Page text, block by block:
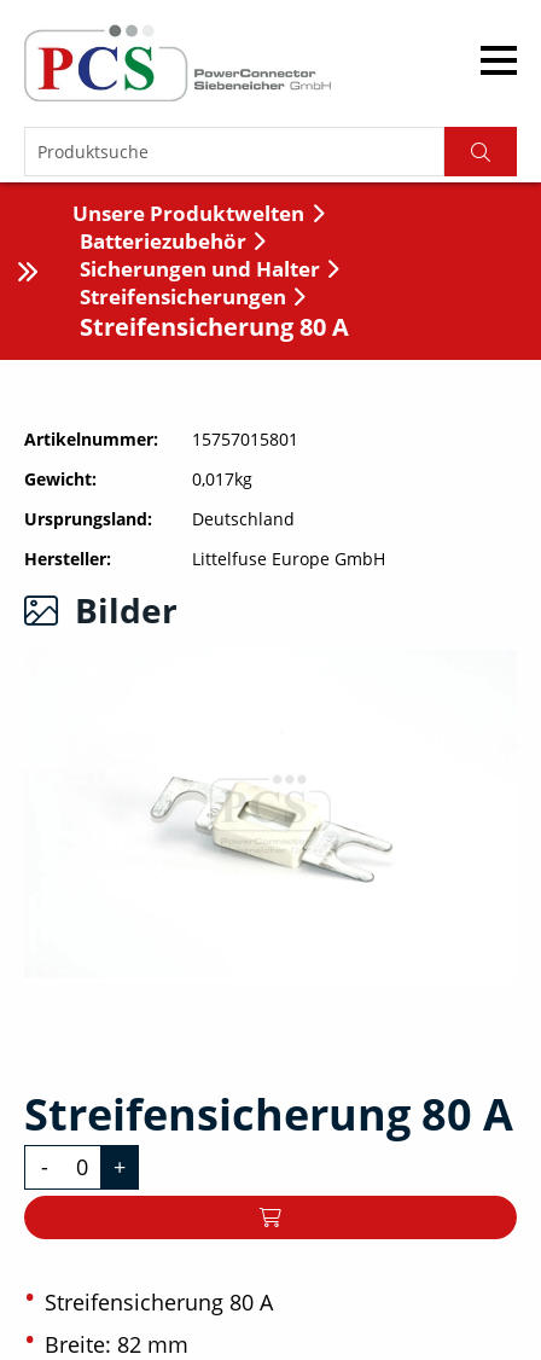
Unsere Produktwelten
Batteriezubehör
Sicherungen und Halter
Streifensicherungen
Streifensicherung 80 A
Artikelnummer
15757015801
Gewicht
0,017kg
Ursprungsland
Deutschland
Hersteller
Littelfuse Europe GmbH
Bilder
Streifensicherung 80 A
- +
Streifensicherung 80 A
Breite: 82 mm